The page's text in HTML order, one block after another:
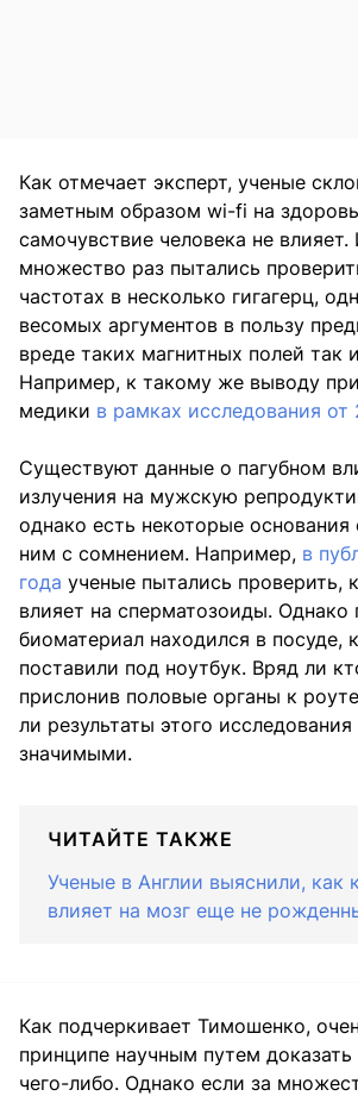
Как отмечает эксперт, ученые
заметным образом wi-fi на
самочувствие человека не влияет.
множество раз пытались
частотах в несколько гигагерц,
весомых аргументов в пользу
вреде таких магнитных полей так
Например, к такому же выводу
медики в рамках исследования от
Существуют данные о пагубном
излучения на мужскую
однако есть некоторые основания
ним с сомнением. Например, в
года ученые пытались проверить,
влияет на сперматозоиды. Однако
биоматериал находился в посуде,
поставили под ноутбук. Вряд ли
прислонив половые органы к
ли результаты этого
значимыми.
ЧИТАЙТЕ ТАКЖЕ
Ученые в Англии выяснили, как
влияет на мозг еще не
Как подчеркивает Тимошенко,
принципе научным путем доказать
чего-либо. Однако если за